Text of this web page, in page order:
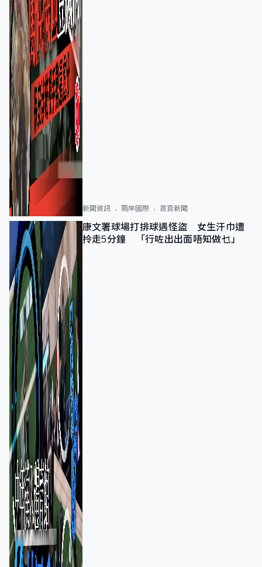
新聞資訊 兩岸國際 首頁新聞
康文署球場打排球遇怪盜 女生汗巾遭
拎走5分鐘 「行咗出出面唔知做乜」